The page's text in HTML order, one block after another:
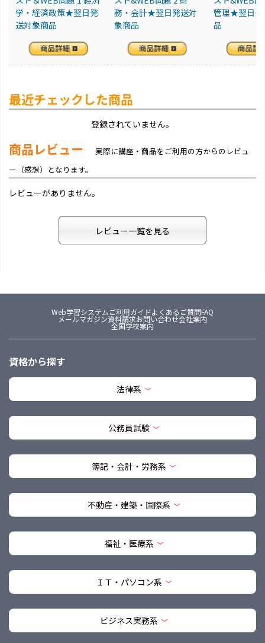
学・経済政策★翌日発
送対象商品
務・会計★翌日発送対
象商品
管理★翌日発
品
最近チェックした商品
登録されていません。
商品レビュー
実際に講座・商品をご利用の方からのレビュ
ー（感想）となります。
レビューがありません。
レビュー一覧を見る
Web学習システムご利用ガイドよくあるご質問FAQ
メールマガジン資料請求お問い合わせ会社案内
全国学校案内
資格から探す
法律系
公務員試験
簿記・会計・労務系
不動産・建築・国際系
福祉・医療系
ＩＴ・パソコン系
ビジネス実務系